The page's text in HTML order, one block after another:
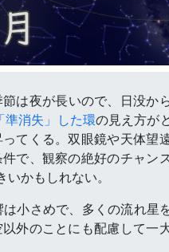
は夜が長いので、日没か
準消失」した環の見え方が
ってくる。双眼鏡や天体望
で、観察の絶好のチャン
かもしれない。
小さめで、多くの流れ星
外のことにも配慮して一